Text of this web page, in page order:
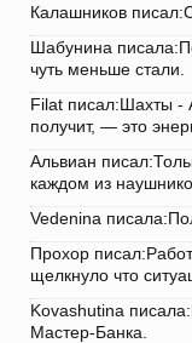
Калашников
Шабунина
чуть меньше стали.
Filat писал:Шахты -
получит, — это
Альвиан
каждом из
Vedenina
Прохор
щелкнуло что
Kovashutina
Мастер-Банка.